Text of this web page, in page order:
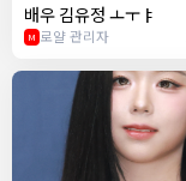
배우 김유정 ㅗㅜㅑ
M 로얄 관리자